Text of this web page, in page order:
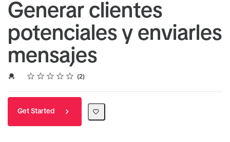
Generar clientes
potenciales y enviarles
mensajes
Credential For Completion
Rating
1 star
2 stars
3 stars
4 stars
5 stars
Average rating: 5.0 2
2 reviews
Get Started